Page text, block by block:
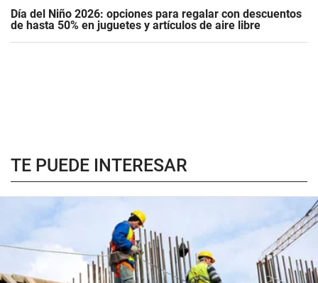
Día del Niño 2026: opciones para regalar con descuentos
de hasta 50% en juguetes y artículos de aire libre
TE PUEDE INTERESAR